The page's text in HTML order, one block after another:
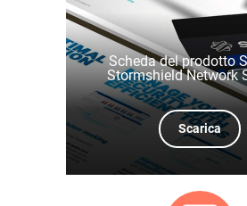
Scheda del prodotto
Stormshield Network
Scarica